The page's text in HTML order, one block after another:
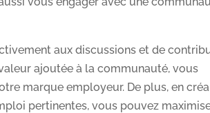
aux discussions et de
ajoutée à la communauté, vous
marque employeur. De plus, en
pertinentes, vous pouvez